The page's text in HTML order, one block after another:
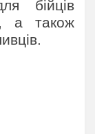
бійців
а також